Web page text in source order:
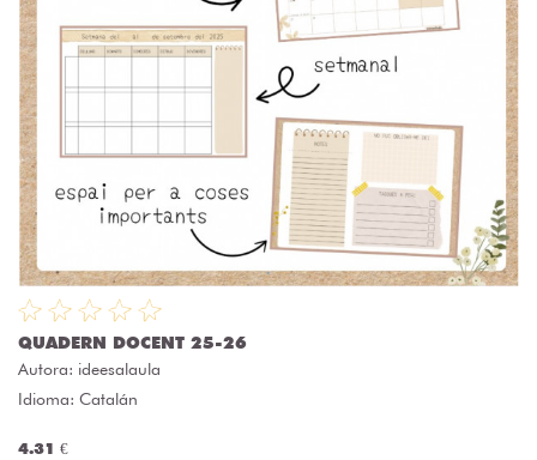
QUADERN DOCENT 25-26
Autora: ideesalaula
Idioma: Catalán
4.31 €